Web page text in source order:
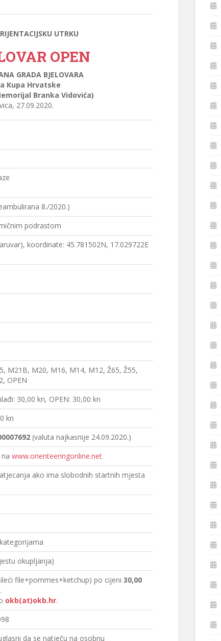
UTRKU
OPEN
GRADA BJELOVARA
Kupa Hrvatske
Branka Vidovića)
27.09.2020.
8./2020.)
podrastom
koordinate: 45.781502N, 17.029722E
M21B, M20, M16, M14, M12, Ž65, Ž55,
OPEN
30,00 kn, OPEN: 30,00 kn
kn
(valuta najkasnije 24.09.2020.)
na www.orienteeringonline.net
ako ima slobodnih startnih mjesta
okupljanja)
file+pommes+ketchup) po cijeni 30,00
okb(at)okb.hr.
da se natječu na osobnu